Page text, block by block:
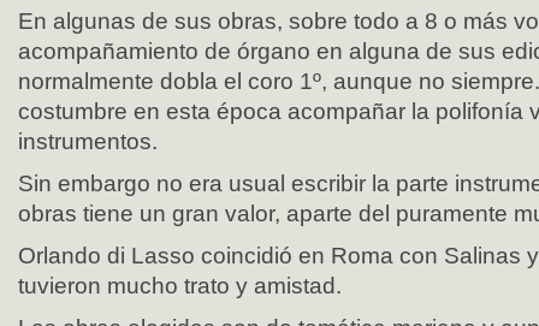
En algunas de sus obras, sobre todo a 8 o más
acompañamiento de órgano en alguna de sus
normalmente dobla el coro 1º, aunque no
costumbre en esta época acompañar la polifonía
instrumentos.
Sin embargo no era usual escribir la parte
obras tiene un gran valor, aparte del puramente
Orlando di Lasso coincidió en Roma con Salinas
tuvieron mucho trato y amistad.